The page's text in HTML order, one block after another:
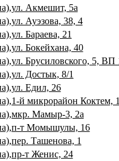
Акмешит, 5а
Ауэзова, 38, 4
Бараева, 21
Бокейхана, 40
Брусиловского, 5, ВП
Достык, 8/1
Едил, 26
й микрорайон Коктем,
Мамыр-3, 2а
т Момышулы, 16
Ташенова, 1
т Женис, 24